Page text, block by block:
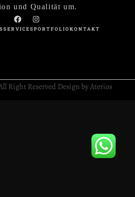
und Qualität um.
SERVICESPORTFOLIOKONTAKT
Right Reserved Design by Aterios